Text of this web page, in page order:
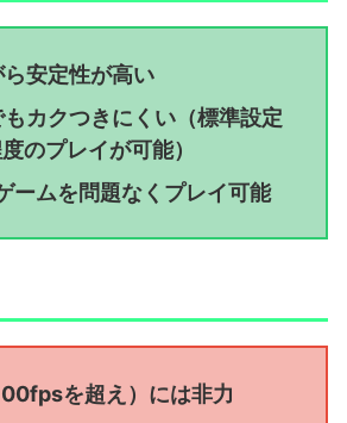
安定性が高い
カクつきにくい（標準設定
のプレイが可能）
ームを問題なくプレイ可能
を超え）には非力